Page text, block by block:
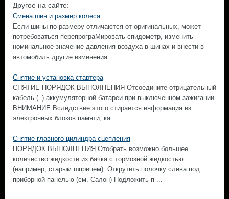
Другое на сайте:
Смена шин и размер колеса
Если шины по размеру отличаются от оригинальных, может
потребоваться перепрограМировать спидометр, изменить
номинальное значение давления воздуха в шинах и внести в
автомобиль другие изменения. ...
Снятие и установка стартера
СНЯТИЕ ПОРЯДОК ВЫПОЛНЕНИЯ Отсоедините отрицательный
кабель (–) аккумуляторной батареи при выключенном зажигании.
ВНИМАНИЕ Вследствие этого стирается информация из
электронных блоков памяти, ка ...
Снятие главного цилиндра сцепления
ПОРЯДОК ВЫПОЛНЕНИЯ Отобрать возможно большее
количество жидкости из бачка с тормозной жидкостью
(например, старым шприцем). Открутить полочку слева под
приборной панелью (см. Салон) Подложить п ...